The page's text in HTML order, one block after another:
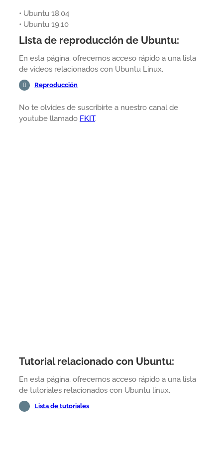
• Ubuntu 18.04
• Ubuntu 19.10
Lista de reproducción de Ubuntu:
En esta página, ofrecemos acceso rápido a una lista
de videos relacionados con Ubuntu Linux.
Reproducción
No te olvides de suscribirte a nuestro canal de
youtube llamado FKIT.
Tutorial relacionado con Ubuntu:
En esta página, ofrecemos acceso rápido a una lista
de tutoriales relacionados con Ubuntu linux.
Lista de tutoriales